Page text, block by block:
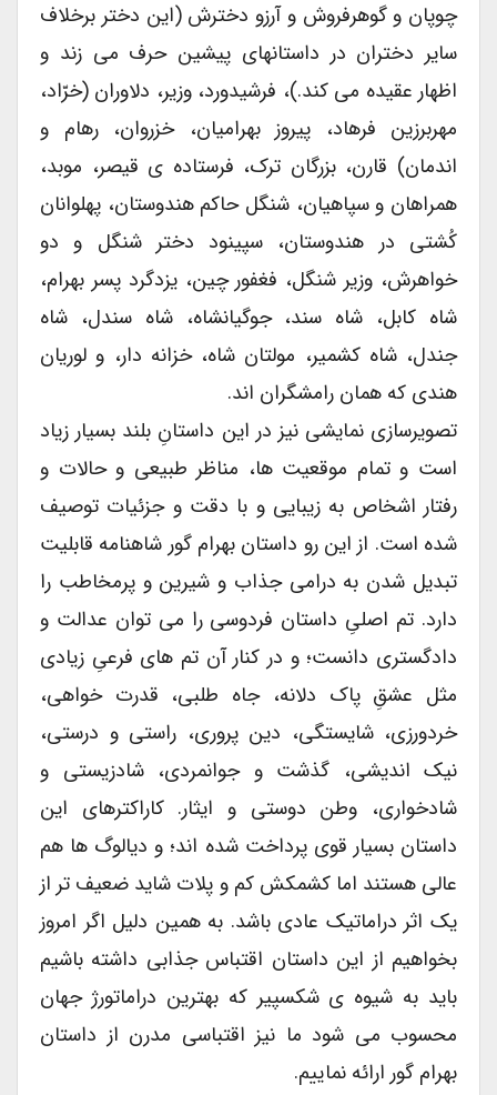
چوپان و گوهرفروش و آرزو دخترش (این دختر برخلاف
سایر دختران در داستانهای پیشین حرف می زند و
اظهار عقیده می کند.)، فرشیدورد، وزیر، دلاوران (خرّاد،
مهربرزین فرهاد، پیروز بهرامیان، خزروان، رهام و
اندمان) قارن، بزرگان ترک، فرستاده ی قیصر، موبد،
همراهان و سپاهیان، شنگل حاکم هندوستان، پهلوانان
کُشتی در هندوستان، سپینود دختر شنگل و دو
خواهرش، وزیر شنگل، فغفور چین، یزدگرد پسر بهرام،
شاه کابل، شاه سند، جوگیانشاه، شاه سندل، شاه
جندل، شاه کشمیر، مولتان شاه، خزانه دار، و لوریان
هندی که همان رامشگران اند.
تصویرسازی نمایشی نیز در این داستانِ بلند بسیار زیاد
است و تمام موقعیت ها، مناظر طبیعی و حالات و
رفتار اشخاص به زیبایی و با دقت و جزئیات توصیف
شده است. از این رو داستان بهرام گور شاهنامه قابلیت
تبدیل شدن به درامی جذاب و شیرین و پرمخاطب را
دارد. تم اصلیِ داستان فردوسی را می توان عدالت و
دادگستری دانست؛ و در کنار آن تم های فرعیِ زیادی
مثل عشقِ پاک دلانه، جاه طلبی، قدرت خواهی،
خردورزی، شایستگی، دین پروری، راستی و درستی،
نیک اندیشی، گذشت و جوانمردی، شادزیستی و
شادخواری، وطن دوستی و ایثار. کاراکترهای این
داستان بسیار قوی پرداخت شده اند؛ و دیالوگ ها هم
عالی هستند اما کشمکش کم و پلات شاید ضعیف تر از
یک اثر دراماتیک عادی باشد. به همین دلیل اگر امروز
بخواهیم از این داستان اقتباس جذابی داشته باشیم
باید به شیوه ی شکسپیر که بهترین دراماتورژ جهان
محسوب می شود ما نیز اقتباسی مدرن از داستان
بهرام گور ارائه نماییم.